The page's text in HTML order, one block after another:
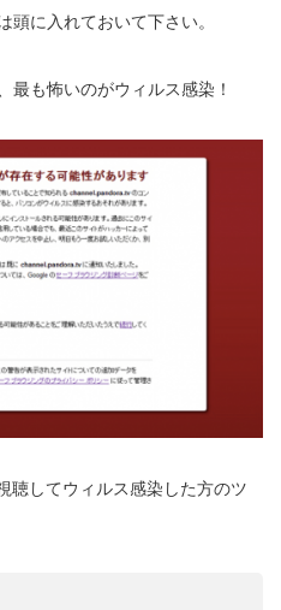
頭に入れておいて下さい。
最も怖いのがウィルス感染！
聴してウィルス感染した方のツ